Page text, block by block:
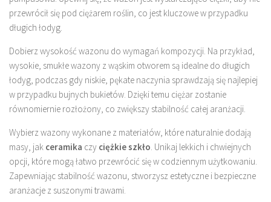
przewrócił się pod ciężarem roślin, co jest kluczowe w przypadku
długich łodyg.
Dobierz wysokość wazonu do wymagań kompozycji. Na przykład,
wysokie, smukłe wazony z wąskim otworem są idealne do długich
łodyg, podczas gdy niskie, pękate naczynia sprawdzają się najlepiej
w przypadku bujnych bukietów. Dzięki temu ciężar zostanie
równomiernie rozłożony, co zwiększy stabilność całej aranżacji.
Wybierz wazony wykonane z materiałów, które naturalnie dodają
masy, jak ceramika czy ciężkie szkło . Unikaj lekkich i chwiejnych
opcji, które mogą łatwo przewrócić się w codziennym użytkowaniu.
Zapewniając stabilność wazonu, stworzysz estetyczne i bezpieczne
aranżacje z suszonymi trawami.